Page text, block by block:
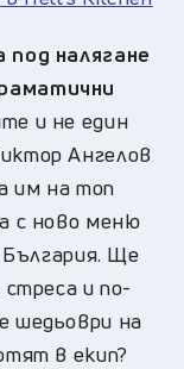
налягане
и не един
Ангелов
им на топ
с ново меню
България. Ще
и по-
шедьоври на
в екип?